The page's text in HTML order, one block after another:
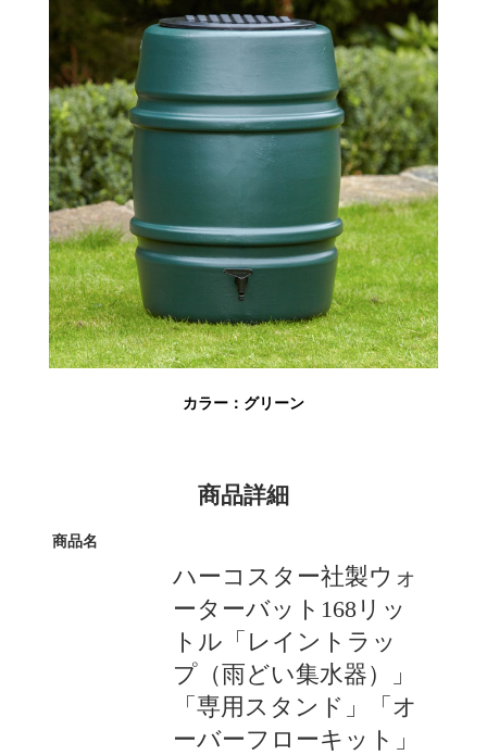
カラー：グリーン
商品詳細
商品名
ハーコスター社製ウォ
ーターバット168リッ
トル「レイントラッ
プ（雨どい集水器）」
「専用スタンド」「オ
ーバーフローキット」